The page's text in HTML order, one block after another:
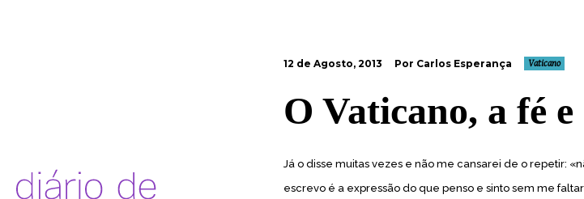
12 de Agosto, 2013 Por Carlos Esperança Vaticano
O Vaticano, a fé
Já o disse muitas vezes e não me cansarei de o repetir:
escrevo é a expressão do que penso e sinto sem me